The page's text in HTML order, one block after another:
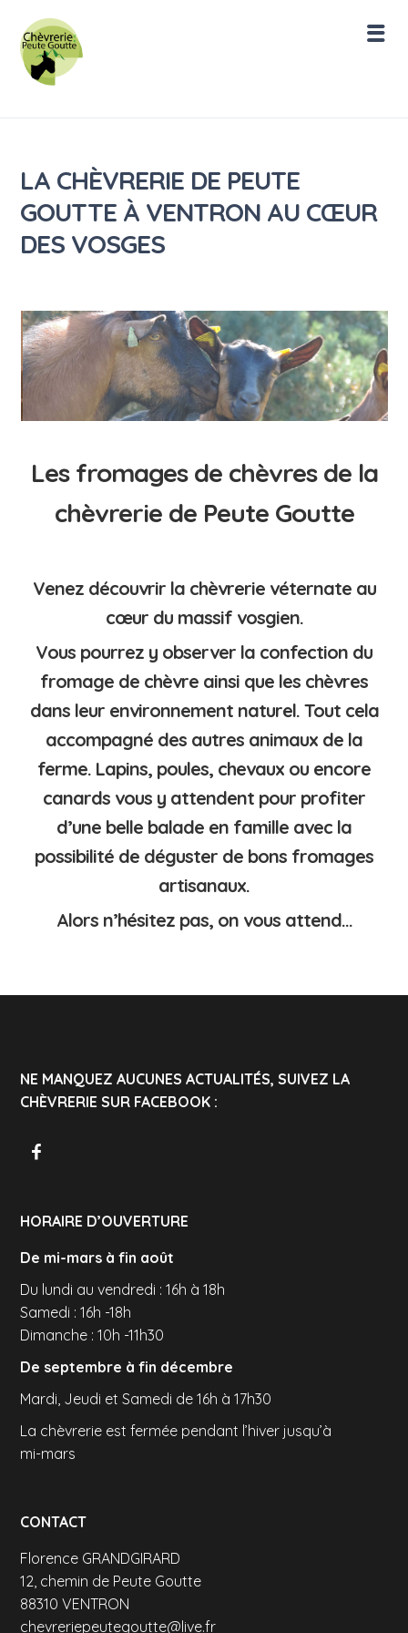
LA CHÈVRERIE DE PEUTE
GOUTTE À VENTRON AU CŒUR
DES VOSGES
Les fromages de chèvres de la
chèvrerie de Peute Goutte
Venez découvrir la chèvrerie véternate au
cœur du massif vosgien.
Vous pourrez y observer la confection du
fromage de chèvre ainsi que les chèvres
dans leur environnement naturel. Tout cela
accompagné des autres animaux de la
ferme. Lapins, poules, chevaux ou encore
canards vous y attendent pour profiter
d’une belle balade en famille avec la
possibilité de déguster de bons fromages
artisanaux.
Alors n’hésitez pas, on vous attend…
NE MANQUEZ AUCUNES ACTUALITÉS, SUIVEZ LA
CHÈVRERIE SUR FACEBOOK :
HORAIRE D’OUVERTURE
De mi-mars à fin août
Du lundi au vendredi : 16h à 18h
Samedi : 16h -18h
Dimanche : 10h -11h30
De septembre à fin décembre
Mardi, Jeudi et Samedi de 16h à 17h30
La chèvrerie est fermée pendant l’hiver jusqu’à
mi-mars
CONTACT
Florence GRANDGIRARD
12, chemin de Peute Goutte
88310 VENTRON
chevreriepeutegoutte@live.fr